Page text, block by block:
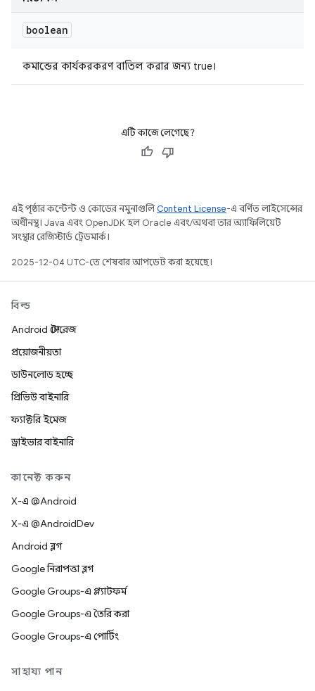
boolean
কমান্ডের কার্যকরকরণ বাতিল করার জন্য true।
এটি কাজে লেগেছে?
এই পৃষ্ঠার কন্টেন্ট ও কোডের নমুনাগুলিContent License-এ বর্ণিত লাইসেন্সের
অধীনস্থ। Java এবং OpenJDK হল Oracle এবং/অথবা তার অ্যাফিলিয়েট
সংস্থার রেজিস্টার্ড ট্রেডমার্ক।
2025-12-04 UTC-তে শেষবার আপডেট করা হয়েছে।
বিল্ড
Android স্টোরেজ
প্রয়োজনীয়তা
ডাউনলোড হচ্ছে
প্রিভিউ বাইনারি
ফ্যাক্টরি ইমেজ
ড্রাইভার বাইনারি
কানেক্ট করুন
X-এ @Android
X-এ @AndroidDev
Android ব্লগ
Google নিরাপত্তা ব্লগ
Google Groups-এ প্ল্যাটফর্ম
Google Groups-এ তৈরি করা
Google Groups-এ পোর্টিং
সাহায্য পান